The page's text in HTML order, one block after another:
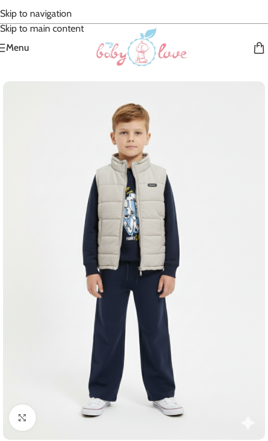
Skip to navigation
Skip to main content
Menu
Ensembles
Agrandir